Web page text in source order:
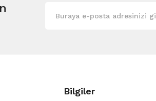
Bilgiler